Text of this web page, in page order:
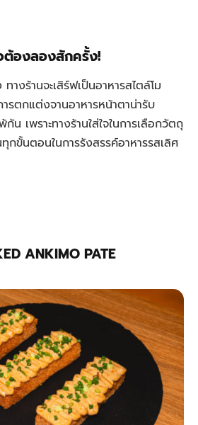
ต้องลองสักครั้ง!
างร้านจะเสิร์ฟเป็นอาหารสไตล์โม
ตกแต่งจานอาหารหน้าตาน่ารับ
น เพราะทางร้านใส่ใจในการเลือกวัตถุ
ขั้นตอนในการรังสรรค์อาหารรสเลิศ
ANKIMO PATE